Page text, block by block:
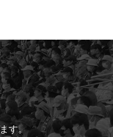
す。